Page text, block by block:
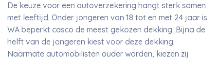
De keuze voor een autoverzekering hangt sterk samen
met leeftijd. Onder jongeren van 18 tot en met 24 jaar is
WA beperkt casco de meest gekozen dekking. Bijna de
helft van de jongeren kiest voor deze dekking.
Naarmate automobilisten ouder worden, kiezen zij